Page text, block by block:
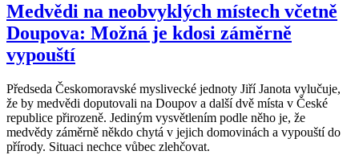
Medvědi na neobvyklých místech včetně
Doupova: Možná je kdosi záměrně
vypouští
Předseda Českomoravské myslivecké jednoty Jiří Janota vylučuje,
že by medvědi doputovali na Doupov a další dvě místa v České
republice přirozeně. Jediným vysvětlením podle něho je, že
medvědy záměrně někdo chytá v jejich domovinách a vypouští do
přírody. Situaci nechce vůbec zlehčovat.